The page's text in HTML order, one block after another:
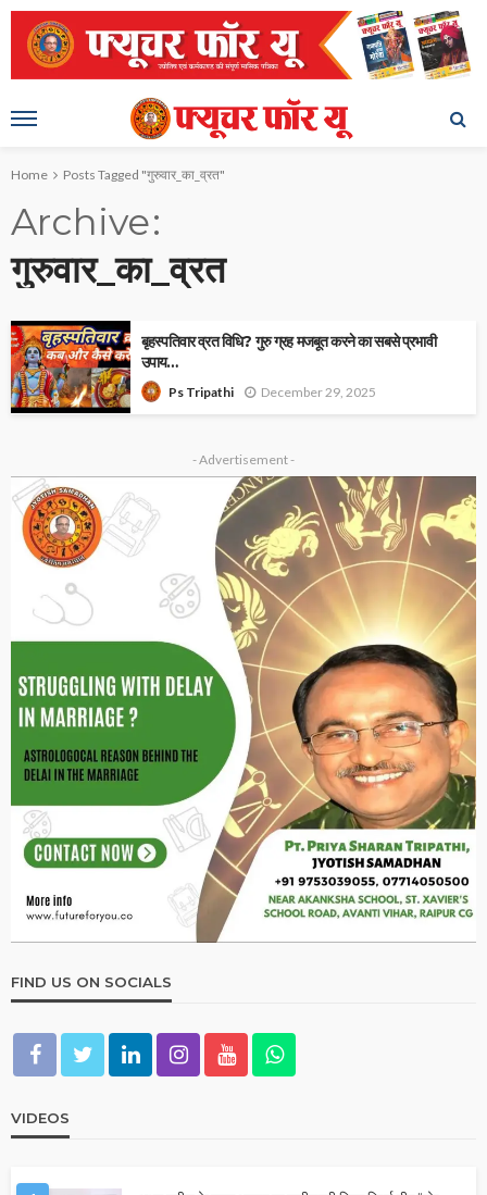
Home Posts Tagged "गुरुवार_का_व्रत"
Archive
गुरुवार_का_व्रत
बृहस्पतिवार व्रत विधि? गुरु ग्रह मजबूत करने का सबसे प्रभावी
उपाय…
Ps Tripathi December 29, 2025
- Advertisement -
FIND US ON SOCIALS
VIDEOS